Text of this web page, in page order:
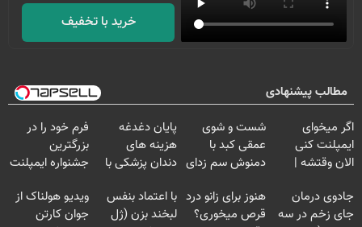
خرید با تخفیف
مطالب پیشنهادی
اگر میخوای
ایمپلنت کنی
الان وقتشه |
میلیون تومان!!!
شست و شوی
عمقی کبد با
دمنوش سم زدای
پایان دغدغه
هزینه های
دندان پزشکی با
خانگی
فرم خود را در
بزرگترین
جشنواره ایمپلنت
فقط ۲۵ میلیون
جادوی درمان
جای زخم در سه
هنوز برای زانو درد
قرص میخوری؟
با اعتماد بنفس
لبخند بزن (ژل
ویدیو هولناک از
جوان کارتن